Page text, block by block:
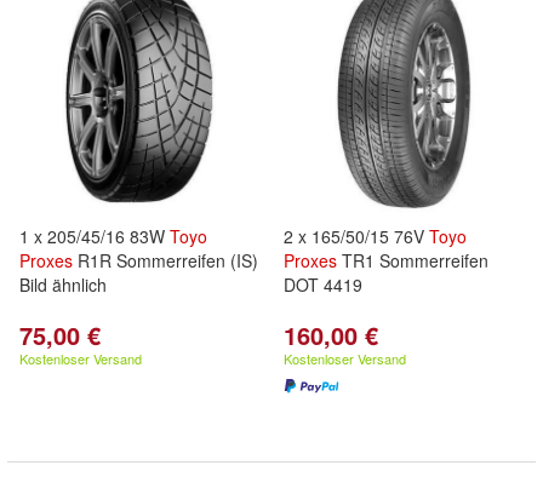
1 x 205/45/16 83W Toyo
Proxes R1R Sommerreifen (IS)
Bild ähnlich
75,00 €
Kostenloser Versand
2 x 165/50/15 76V Toyo
Proxes TR1 Sommerreifen
DOT 4419
160,00 €
Kostenloser Versand